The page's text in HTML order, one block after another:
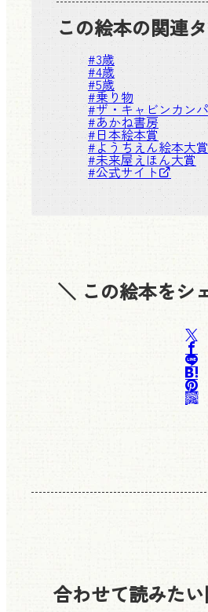
この絵本の関連
#3歳
#4歳
#5歳
#乗り物
#ザ・キャビンカン
#あかね書房
#日本絵本賞
#ようちえん絵本大賞
#未来屋えほん大賞
#公式サイト
＼ この絵本をシ
合わせて読みたい